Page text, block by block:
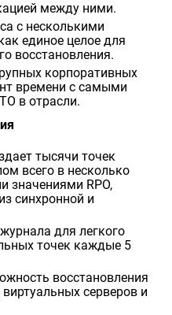
между ними.
с несколькими
единое целое для
восстановления.
корпоративных
времени с самыми
в отрасли.
тысячи точек
всего в несколько
значениями RPO,
синхронной и
для легкого
точек каждые 5
восстановления
серверов и